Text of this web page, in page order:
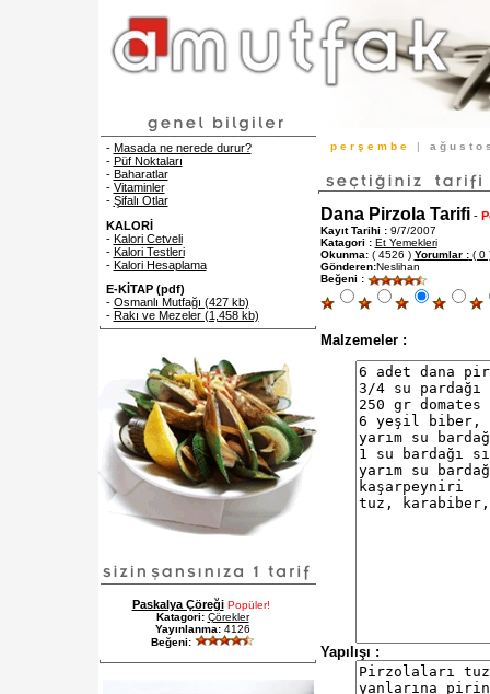
- Masada ne nerede durur?
- Püf Noktaları
- Baharatlar
- Vitaminler
- Şifalı Otlar
KALORİ
- Kalori Cetveli
- Kalori Testleri
- Kalori Hesaplama
E-KİTAP (pdf)
- Osmanlı Mutfağı (427 kb)
- Rakı ve Mezeler (1,458 kb)
Paskalya ÇöreğiPopüler!
Katagori: Çörekler
Yayınlanma: 4126
Beğeni:
p e r ş e m b e | a ğ u s t o
Dana Pirzola Tarifi -
Kayıt Tarihi :9/7/2007
Katagori : Et Yemekleri
Okunma:( 4526 ) Yorumlar :( 0
Gönderen:Neslihan
Beğeni :
Malzemeler :
Yapılışı :